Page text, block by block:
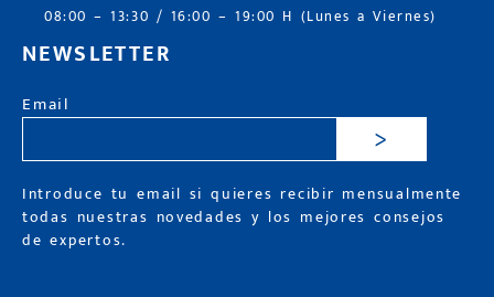
08:00 – 13:30 / 16:00 – 19:00 H (Lunes a Viernes)
NEWSLETTER
Email
>
Introduce tu email si quieres recibir mensualmente
todas nuestras novedades y los mejores consejos
de expertos.